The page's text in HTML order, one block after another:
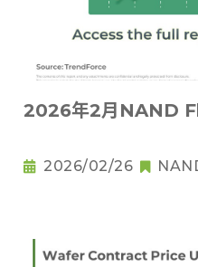
2026年2月NAND
2026/02/26